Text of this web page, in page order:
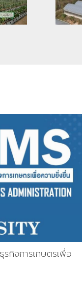
กิจการเกษตรเพื่อ